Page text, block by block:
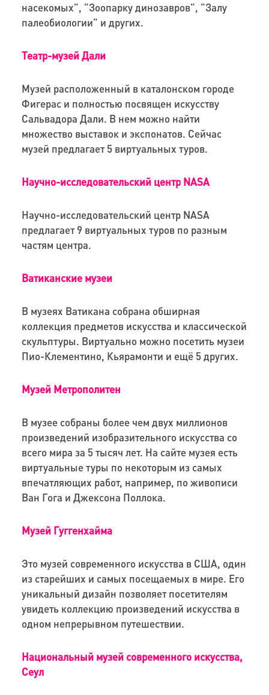
насекомых", "Зоопарку динозавров", "Залу
палеобиологии" и других.
Театр-музей Дали
Музей расположенный в каталонском городе
Фигерас и полностью посвящен искусству
Сальвадора Дали. В нем можно найти
множество выставок и экспонатов. Сейчас
музей предлагает 5 виртуальных туров.
Научно-исследовательский центр NASA
Научно-исследовательский центр NASA
предлагает 9 виртуальных туров по разным
частям центра.
Ватиканские музеи
В музеях Ватикана собрана обширная
коллекция предметов искусства и классической
скульптуры. Виртуально можно посетить музеи
Пио-Клементино, Кьярамонти и ещё 5 других.
Музей Метрополитен
В музее собраны более чем двух миллионов
произведений изобразительного искусства со
всего мира за 5 тысяч лет. На сайте музея есть
виртуальные туры по некоторым из самых
впечатляющих работ, например, по живописи
Ван Гога и Джексона Поллока.
Музей Гуггенхайма
Это музей современного искусства в США, один
из старейших и самых посещаемых в мире. Его
уникальный дизайн позволяет посетителям
увидеть коллекцию произведений искусства в
одном непрерывном путешествии.
Национальный музей современного искусства,
Сеул